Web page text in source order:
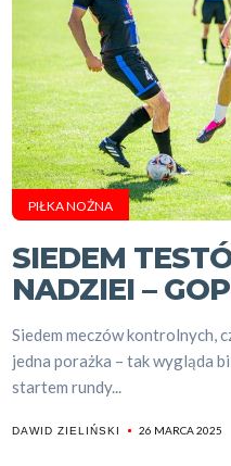
PIŁKA NOŻNA
SIEDEM
NADZIEI –
Siedem meczów kontrolnych,
jedna porażka – tak wygląda
startem rundy...
DAWID ZIELIŃSKI 26 MARCA 2025